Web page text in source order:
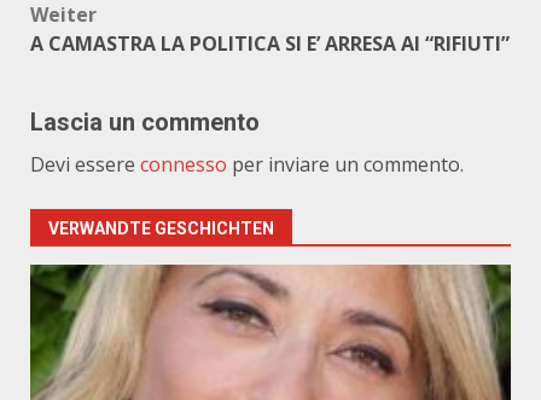
Weiter
A CAMASTRA LA POLITICA SI E’ ARRESA AI “RIFIUTI”
Lascia un commento
Devi essere connesso per inviare un commento.
VERWANDTE GESCHICHTEN